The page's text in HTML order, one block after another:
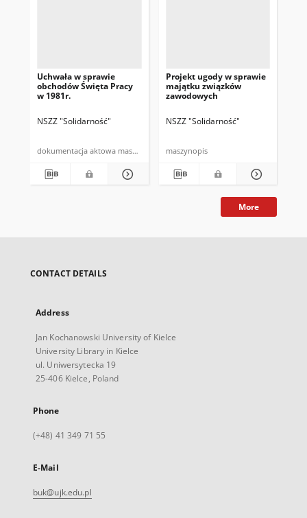
Uchwała w sprawie
obchodów Święta Pracy
w 1981r.
NSZZ "Solidarność"
dokumentacja aktowa maszynopis
Projekt ugody w sprawie
majątku związków
zawodowych
NSZZ "Solidarność"
maszynopis
More
CONTACT DETAILS
Address
Jan Kochanowski University of Kielce
University Library in Kielce
ul. Uniwersytecka 19
25-406 Kielce, Poland
Phone
(+48) 41 349 71 55
E-Mail
buk@ujk.edu.pl